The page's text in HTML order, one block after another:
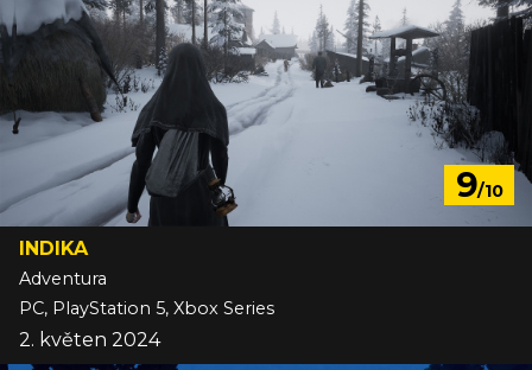
9/10
INDIKA
Adventura
PC, PlayStation 5, Xbox Series
2. květen 2024